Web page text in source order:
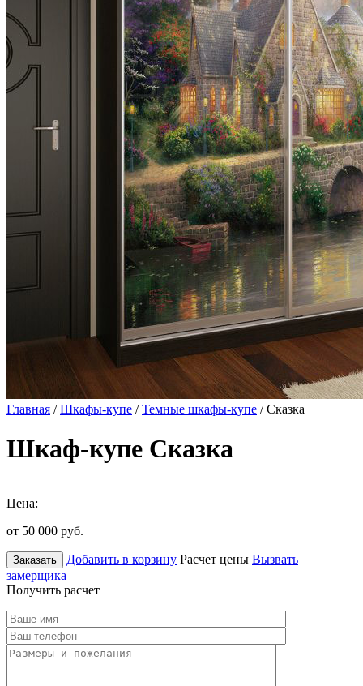
Главная /Шкафы-купе /Темные шкафы-купе / Сказка
Шкаф-купе Сказка
Цена:
от 50 000 руб.
Заказать Добавить в корзину Расчет цены Вызвать
замерщика
Получить расчет